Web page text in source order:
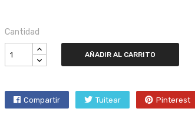
Cantidad
AÑADIR AL CARRITO
Compartir Tuitear Pinterest